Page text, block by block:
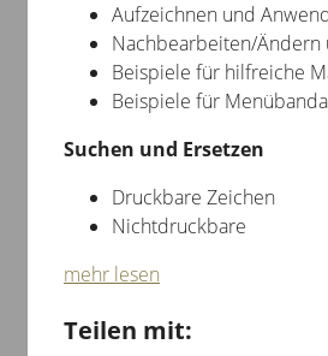
Aufzeichnen und
Nachbearbeiten/Ändern
Beispiele für hilfreiche
Beispiele für
Suchen und Ersetzen
Druckbare Zeichen
Nichtdruckbare
mehr lesen
Teilen mit: